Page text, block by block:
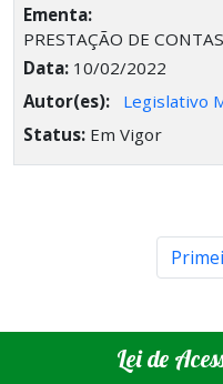
Ementa:
PRESTAÇÃO DE
Data: 10/02/2022
Autor(es):
Legislativo
Status: Em Vigor
Lei de